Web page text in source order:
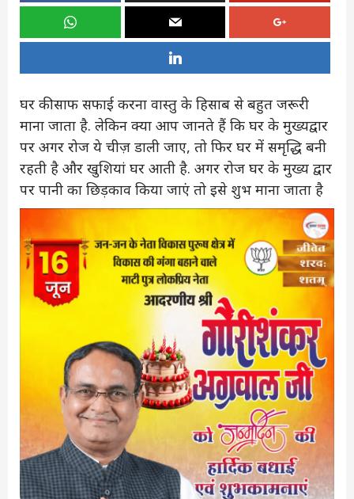
घर की साफ सफाई करना वास्तु के हिसाब से बहुत जरूरी
माना जाता है. लेकिन क्या आप जानते हैं कि घर के मुख्यद्वार
पर अगर रोज ये चीज़ डाली जाए, तो फिर घर में समृद्धि बनी
रहती है और खुशियां घर आती है. अगर रोज घर के मुख्य द्वार
पर पानी का छिड़काव किया जाएं तो इसे शुभ माना जाता है